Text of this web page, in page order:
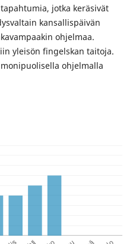
jotka keräsivät
kansallispäivän
ohjelmaa.
yleisön fingelskan taitoja.
ohjelmalla